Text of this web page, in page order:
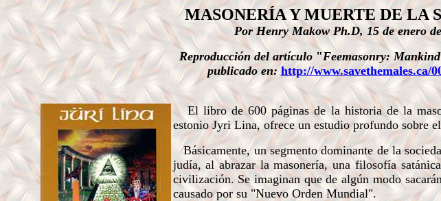
MASONERÍA Y MUERTE DE LA
Por Henry Makow Ph.D, 15 de enero
Reproducción del artículo "Feemasonry:
publicado en:http://www.savethemales.ca/
.
El libro de 600 páginas de la historia de la
estonio Jyri Lina, ofrece un estudio profundo sobre
Básicamente, un segmento dominante de la
judía, al abrazar la masonería, una filosofía
civilización. Se imaginan que de algún modo
causado por su "Nuevo Orden Mundial".